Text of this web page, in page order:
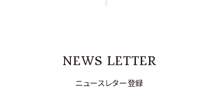
NEWS LETTER
ニュースレター登録